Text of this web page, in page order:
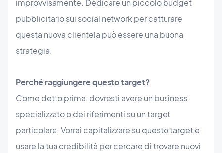
improvvisamente. Dedicare un piccolo budget
pubblicitario sui social network per catturare
questa nuova clientela può essere una buona
strategia.
Perché raggiungere questo target?
Come detto prima, dovresti avere un business
specializzato o dei riferimenti su un target
particolare. Vorrai capitalizzare su questo target e
usare la tua credibilità per cercare di trovare nuovi